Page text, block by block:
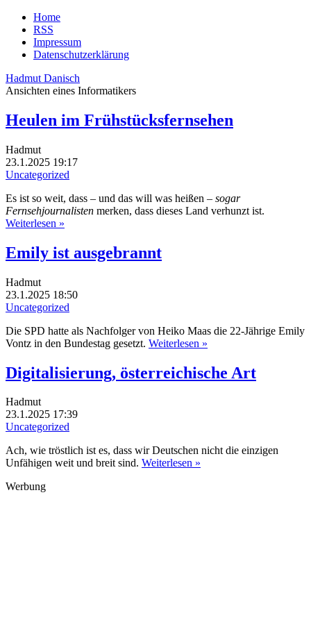
Home
RSS
Impressum
Datenschutzerklärung
Hadmut Danisch
Ansichten eines Informatikers
Heulen im Frühstücksfernsehen
Hadmut
23.1.2025 19:17
Uncategorized
Es ist so weit, dass – und das will was heißen – sogar
Fernsehjournalisten merken, dass dieses Land verhunzt ist.
Weiterlesen »
Emily ist ausgebrannt
Hadmut
23.1.2025 18:50
Uncategorized
Die SPD hatte als Nachfolger von Heiko Maas die 22-Jährige Emily
Vontz in den Bundestag gesetzt. Weiterlesen »
Digitalisierung, österreichische Art
Hadmut
23.1.2025 17:39
Uncategorized
Ach, wie tröstlich ist es, dass wir Deutschen nicht die einzigen
Unfähigen weit und breit sind. Weiterlesen »
Werbung